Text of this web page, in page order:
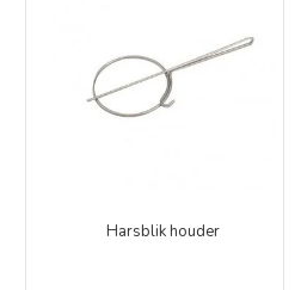
Harsblik houder